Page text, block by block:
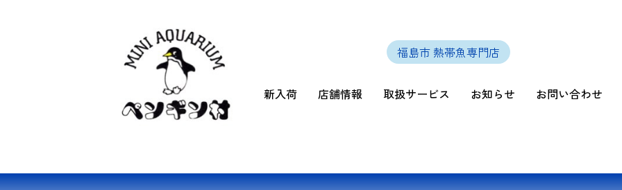
福島市 熱帯魚専門店
新入荷 店舗情報 取扱サービス お知らせ お問い合わせ